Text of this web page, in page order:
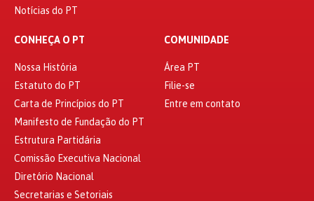
Notícias do PT
CONHEÇA O PT
Nossa História
Estatuto do PT
Carta de Princípios do PT
Manifesto de Fundação do PT
Estrutura Partidária
Comissão Executiva Nacional
Diretório Nacional
Secretarias e Setoriais
COMUNIDADE
Área PT
Filie-se
Entre em contato